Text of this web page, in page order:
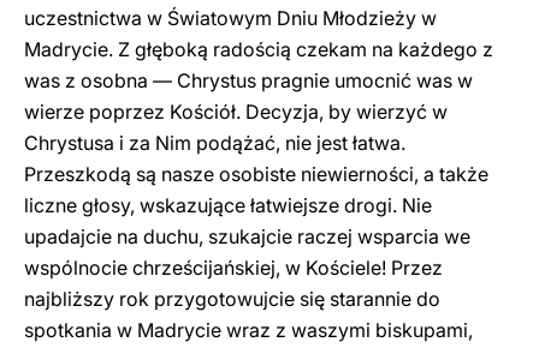
uczestnictwa w Światowym Dniu Młodzieży w
Madrycie. Z głęboką radością czekam na każdego z
was z osobna — Chrystus pragnie umocnić was w
wierze poprzez Kościół. Decyzja, by wierzyć w
Chrystusa i za Nim podążać, nie jest łatwa.
Przeszkodą są nasze osobiste niewierności, a także
liczne głosy, wskazujące łatwiejsze drogi. Nie
upadajcie na duchu, szukajcie raczej wsparcia we
wspólnocie chrześcijańskiej, w Kościele! Przez
najbliższy rok przygotowujcie się starannie do
spotkania w Madrycie wraz z waszymi biskupami,